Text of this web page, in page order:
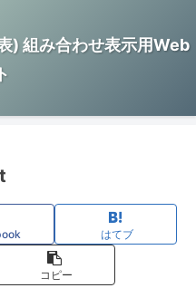
) 組み合わせ表示用Web
はてブ
コピー